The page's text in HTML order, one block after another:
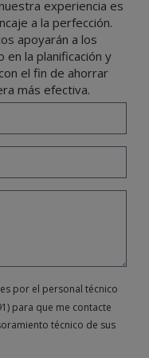
EXPANSIVAS SL | P.I. La
o a través de la dirección de
experiencia es
a la perfección.
apoyarán a los
la planificación y
el fin de ahorrar
más efectiva.
por el personal técnico
para que me contacte
técnico de sus